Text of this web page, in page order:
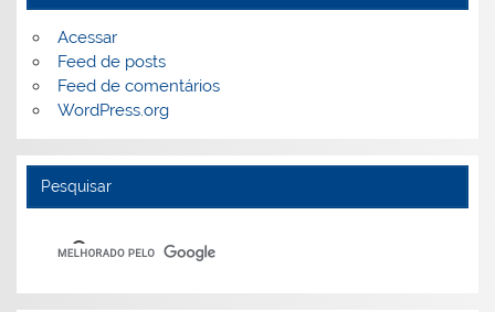
Acessar
Feed de posts
Feed de comentários
WordPress.org
Pesquisar